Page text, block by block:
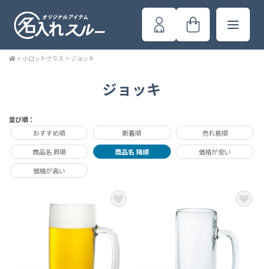
> 小ロットグラス > ジョッキ
ジョッキ
並び順：
おすすめ順
新着順 売れ筋順
商品名 昇順 商品名 降順 価格が安い
価格が高い